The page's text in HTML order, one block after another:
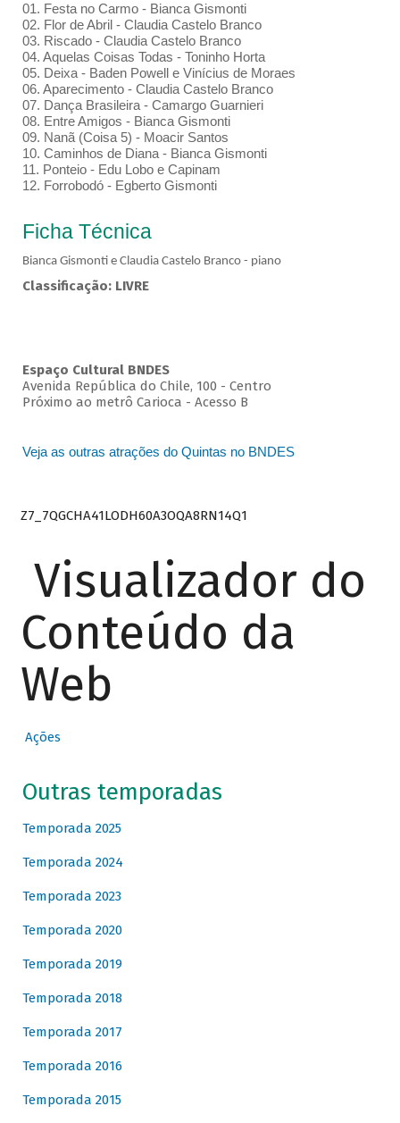
01.⁠ ⁠Festa no Carmo - Bianca Gismonti
02.⁠ ⁠Flor de Abril - Claudia Castelo Branco
03.⁠ ⁠Riscado - Claudia Castelo Branco
04.⁠ ⁠Aquelas Coisas Todas - Toninho Horta
05.⁠ ⁠Deixa - Baden Powell e Vinícius de Moraes
06.⁠ ⁠Aparecimento - Claudia Castelo Branco
07.⁠ ⁠Dança Brasileira - Camargo Guarnieri
08.⁠ ⁠Entre Amigos - Bianca Gismonti
09.⁠ ⁠Nanã (Coisa 5) - Moacir Santos
10.⁠ ⁠Caminhos de Diana - Bianca Gismonti
11.⁠ ⁠Ponteio - Edu Lobo e Capinam
12.⁠ ⁠Forrobodó - Egberto Gismonti
Ficha Técnica
Bianca Gismonti e Claudia Castelo Branco - piano
Classificação: LIVRE
Espaço Cultural BNDES
Avenida República do Chile, 100 - Centro
Próximo ao metrô Carioca - Acesso B
Veja as outras atrações do Quintas no BNDES
Z7_7QGCHA41LODH60A3OQA8RN14Q1
Visualizador do
Conteúdo da
Web
Ações
Outras temporadas
Temporada 2025
Temporada 2024
Temporada 2023
Temporada 2020
Temporada 2019
Temporada 2018
Temporada 2017
Temporada 2016
Temporada 2015